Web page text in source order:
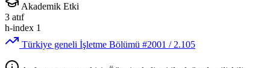
Akademik Etki
3 atıf
h-index 1
Türkiye geneli İşletme Bölümü #2001 / 2.105